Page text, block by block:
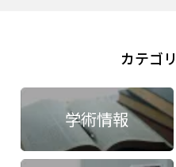
カテゴ
学術情報